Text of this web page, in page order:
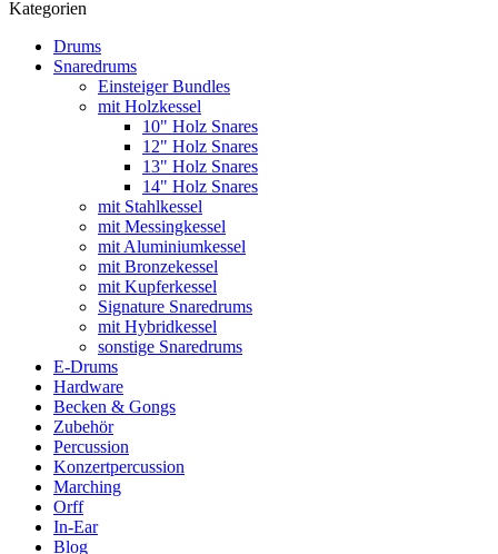
Kategorien
Drums
Snaredrums
Einsteiger Bundles
mit Holzkessel
10" Holz Snares
12" Holz Snares
13" Holz Snares
14" Holz Snares
mit Stahlkessel
mit Messingkessel
mit Aluminiumkessel
mit Bronzekessel
mit Kupferkessel
Signature Snaredrums
mit Hybridkessel
sonstige Snaredrums
E-Drums
Hardware
Becken & Gongs
Zubehör
Percussion
Konzertpercussion
Marching
Orff
In-Ear
Blog